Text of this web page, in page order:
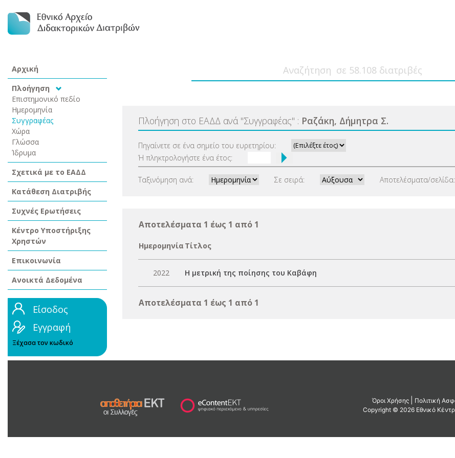
Αρχική
Πλοήγηση
Επιστημονικό πεδίο
Ημερομηνία
Συγγραφέας
Χώρα
Γλώσσα
Ίδρυμα
Σχετικά με το ΕΑΔΔ
Κατάθεση Διατριβής
Συχνές Ερωτήσεις
Κέντρο Υποστήριξης
Χρηστών
Επικοινωνία
Ανοικτά Δεδομένα
Είσοδος
Εγγραφή
Ξέχασα τον κωδικό
Πλοήγηση στο ΕΑΔΔ ανά "Συγγραφέας" : Ραζάκη, Δήμητρα Σ.
Πηγαίνετε σε ένα σημείο του ευρετηρίου:
Ή πληκτρολογήστε ένα έτος:
Ταξινόμηση ανά: Σε σειρά: Αποτελέσματα/σελίδα:
Αποτελέσματα 1 έως 1 από 1
Ημερομηνία Τίτλος
2022 Η μετρική της ποίησης του Καβάφη
Αποτελέσματα 1 έως 1 από 1